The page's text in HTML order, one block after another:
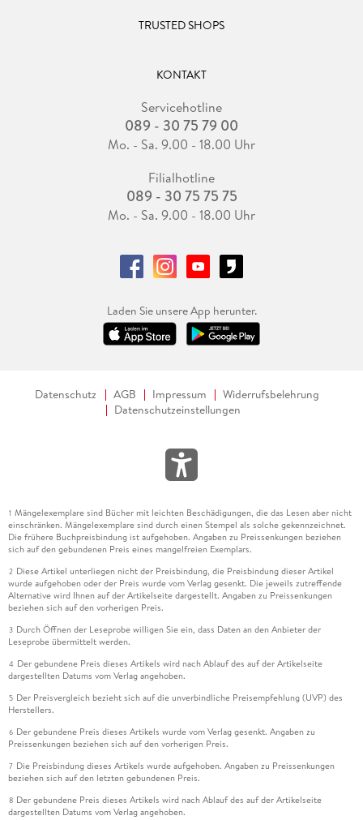
TRUSTED SHOPS
KONTAKT
Servicehotline
089 - 30 75 79 00
Mo. - Sa. 9.00 - 18.00 Uhr
Filialhotline
089 - 30 75 75 75
Mo. - Sa. 9.00 - 18.00 Uhr
Laden Sie unsere App herunter.
Datenschutz AGB Impressum
Widerrufsbelehrung
Datenschutzeinstellungen
1 Mängelexemplare sind Bücher mit leichten Beschädigungen, die das Lesen aber nicht
einschränken. Mängelexemplare sind durch einen Stempel als solche gekennzeichnet.
Die frühere Buchpreisbindung ist aufgehoben. Angaben zu Preissenkungen beziehen
sich auf den gebundenen Preis eines mangelfreien Exemplars.
2 Diese Artikel unterliegen nicht der Preisbindung, die Preisbindung dieser Artikel
wurde aufgehoben oder der Preis wurde vom Verlag gesenkt. Die jeweils zutreffende
Alternative wird Ihnen auf der Artikelseite dargestellt. Angaben zu Preissenkungen
beziehen sich auf den vorherigen Preis.
3 Durch Öffnen der Leseprobe willigen Sie ein, dass Daten an den Anbieter der
Leseprobe übermittelt werden.
4 Der gebundene Preis dieses Artikels wird nach Ablauf des auf der Artikelseite
dargestellten Datums vom Verlag angehoben.
5 Der Preisvergleich bezieht sich auf die unverbindliche Preisempfehlung (UVP) des
Herstellers.
6 Der gebundene Preis dieses Artikels wurde vom Verlag gesenkt. Angaben zu
Preissenkungen beziehen sich auf den vorherigen Preis.
7 Die Preisbindung dieses Artikels wurde aufgehoben. Angaben zu Preissenkungen
beziehen sich auf den letzten gebundenen Preis.
8 Der gebundene Preis dieses Artikels wird nach Ablauf des auf der Artikelseite
dargestellten Datums vom Verlag angehoben.